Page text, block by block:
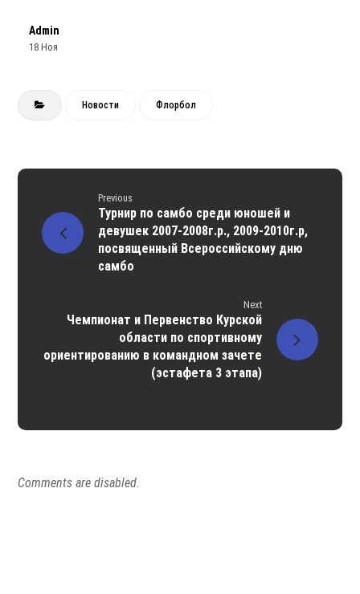
Admin
18 Ноя
Новости Флорбол
Previous
Турнир по самбо среди юношей и
девушек 2007-2008г.р., 2009-2010г.р,
посвященный Всероссийскому дню
самбо
Next
Чемпионат и Первенство Курской
области по спортивному
ориентированию в командном зачете
(эстафета 3 этапа)
Comments are disabled.